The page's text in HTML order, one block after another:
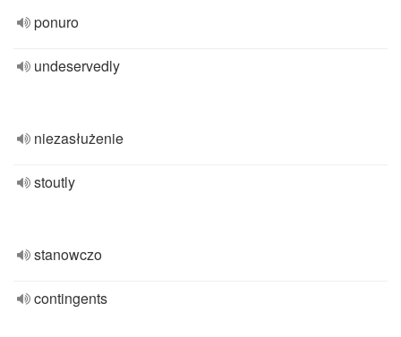
ponuro
undeservedly
niezasłużenie
stoutly
stanowczo
contingents